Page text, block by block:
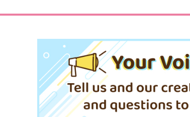
Panier
3,615円（税込）
サンプル 作品詳細
Panier
3,615円（税込）